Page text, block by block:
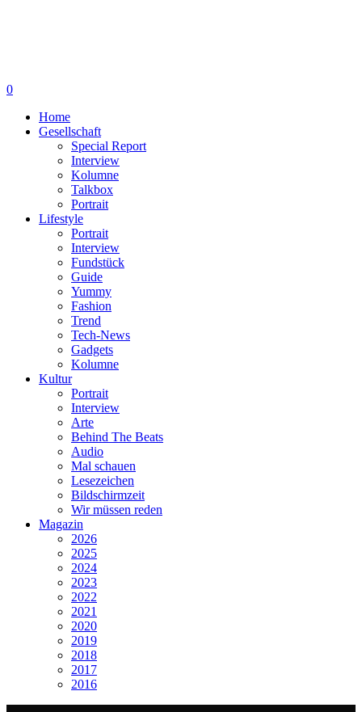
0
Home
Gesellschaft
Special Report
Interview
Kolumne
Talkbox
Portrait
Lifestyle
Portrait
Interview
Fundstück
Guide
Yummy
Fashion
Trend
Tech-News
Gadgets
Kolumne
Kultur
Portrait
Interview
Arte
Behind The Beats
Audio
Mal schauen
Lesezeichen
Bildschirmzeit
Wir müssen reden
Magazin
2026
2025
2024
2023
2022
2021
2020
2019
2018
2017
2016